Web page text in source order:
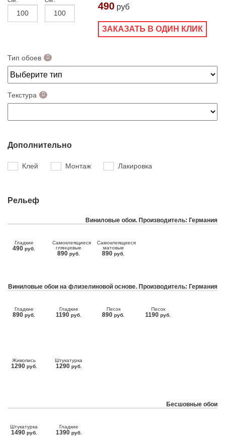
490 руб
ЗАКАЗАТЬ В ОДИН КЛИК
Тип обоев
Текстура
Дополнительно
Клей Монтаж Лакировка
Рельеф
Виниловые обои. Производитель: Германия
Гладкие
490 руб.
Самоклеящиеся
глянцевые
890 руб.
Самоклеящиеся
матовые
890 руб.
Виниловые обои на флизелиновой основе. Производитель: Германия
Гладкие
890 руб.
Гладкие
1190 руб.
Песок
890 руб.
Песок
1190 руб.
Живопись
1290 руб.
Штукатурка
1290 руб.
Бесшовные обои
Штукатурка
1490 руб.
Гладкие
1390 руб.